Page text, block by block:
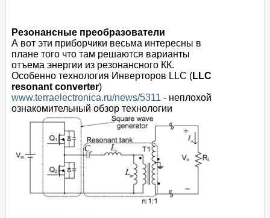
Резонансные преобразователи
А вот эти приборчики весьма интересны в
плане того что там решаются варианты
отъема энергии из резонансного КК.
Особенно технология Инверторов LLC (LLC
resonant converter)
www.terraelectronica.ru/news/5311 - неплохой
ознакомительный обзор технологии